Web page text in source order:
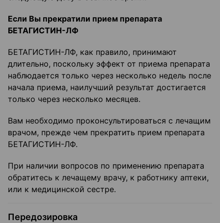
Если Вы прекратили прием препарата
БЕТАГИСТИН-ЛФ
БЕТАГИСТИН-ЛФ, как правило, принимают
длительно, поскольку эффект от приема препарата
наблюдается только через несколько недель после
начала приема, наилучший результат достигается
только через несколько месяцев.
Вам необходимо проконсультироваться с лечащим
врачом, прежде чем прекратить прием препарата
БЕТАГИСТИН-ЛФ.
При наличии вопросов по применению препарата
обратитесь к лечащему врачу, к работнику аптеки,
или к медицинской сестре.
Передозировка